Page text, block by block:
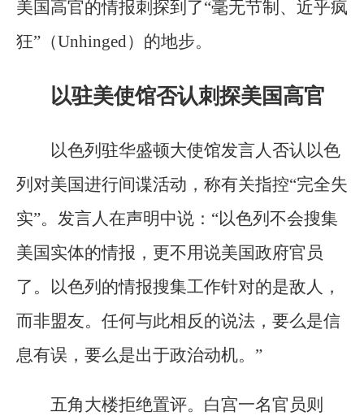
美国高官的情报刺探到了“毫无节制、近乎疯
狂”（Unhinged）的地步。
以驻美使馆否认刺探美国高官
以色列驻华盛顿大使馆发言人否认以色
列对美国进行间谍活动，称有关指控“完全失
实”。发言人在声明中说：“以色列不会搜集
美国实体的情报，更不用说美国政府官员
了。以色列的情报搜集工作针对的是敌人，
而非盟友。任何与此相反的说法，要么是信
息有误，要么是出于政治动机。”
五角大楼拒绝置评。白宫一名官员则